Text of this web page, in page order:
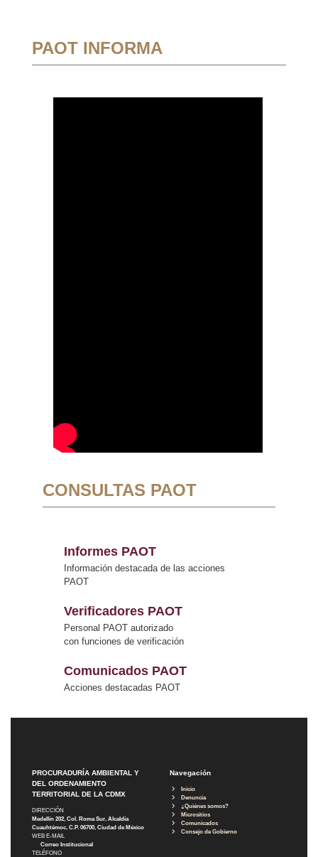
PAOT INFORMA
CONSULTAS PAOT
Informes PAOT
Información destacada de las acciones
PAOT
Verificadores PAOT
Personal PAOT autorizado
con funciones de verificación
Comunicados PAOT
Acciones destacadas PAOT
PROCURADURÍA AMBIENTAL Y
DEL ORDENAMIENTO
TERRITORIAL DE LA CDMX
DIRECCIÓN
Medellín 202, Col. Roma Sur, Alcaldía
Cuauhtémoc, C.P. 06700, Ciudad de México
WEB E-MAIL
Correo Institucional
TELÉFONO
Navegación
Inicio
Denuncia
¿Quiénes somos?
Micrositios
Comunicados
Consejo de Gobierno